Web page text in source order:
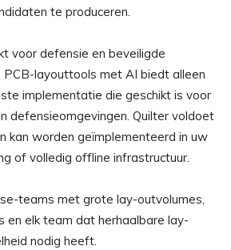
te produceren.
voor defensie en beveiligde
PCB-layouttools met AI biedt alleen
implementatie die geschikt is voor
defensieomgevingen. Quilter voldoet
kan worden geïmplementeerd in uw
of volledig offline infrastructuur.
teams met grote lay-outvolumes,
en elk team dat herhaalbare lay-
nodig heeft.